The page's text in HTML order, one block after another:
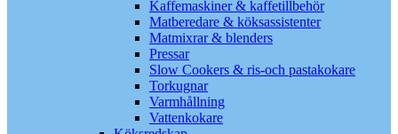
Kaffemaskiner & kaffetillbehör
Matberedare & köksassistenter
Matmixrar & blenders
Pressar
Slow Cookers & ris-och pastakokare
Torkugnar
Varmhållning
Vattenkokare